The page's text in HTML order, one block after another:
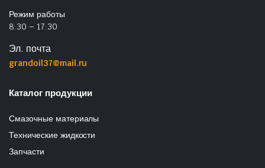
Режим работы
8:30 – 17:30
Эл. почта
grandoil37@mail.ru
Каталог продукции
Смазочные материалы
Технические жидкости
Запчасти